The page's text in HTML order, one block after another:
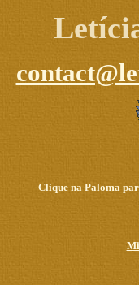
Clique na Paloma